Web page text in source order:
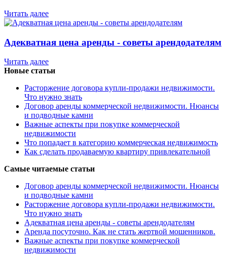
Читать далее
Адекватная цена аренды - советы арендодателям
Читать далее
Новые статьи
Расторжение договора купли-продажи недвижимости.
Что нужно знать
Договор аренды коммерческой недвижимости. Нюансы
и подводные камни
Важные аспекты при покупке коммерческой
недвижимости
Что попадает в категорию коммерческая недвижимость
Как сделать продаваемую квартиру привлекательной
Самые читаемые статьи
Договор аренды коммерческой недвижимости. Нюансы
и подводные камни
Расторжение договора купли-продажи недвижимости.
Что нужно знать
Адекватная цена аренды - советы арендодателям
Аренда посуточно. Как не стать жертвой мошенников.
Важные аспекты при покупке коммерческой
недвижимости